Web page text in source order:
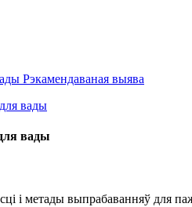
вады
і метады выпрабаванняў для